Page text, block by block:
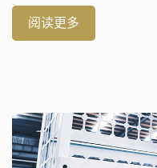
阅读更多